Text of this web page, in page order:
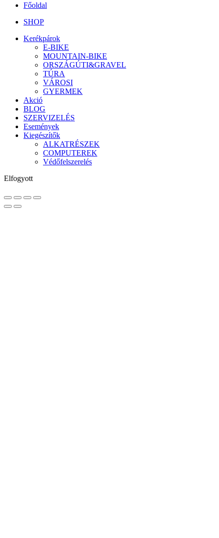
Főoldal
SHOP
Kerékpárok
E-BIKE
MOUNTAIN-BIKE
ORSZÁGÚTI&GRAVEL
TÚRA
VÁROSI
GYERMEK
Akció
BLOG
SZERVIZELÉS
Események
Kiegészítők
ALKATRÉSZEK
COMPUTEREK
Védőfelszerelés
Elfogyott